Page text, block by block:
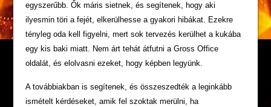
egyszerűbb. Ők máris sietnek, és segítenek, hogy aki
ilyesmin töri a fejét, elkerülhesse a gyakori hibákat. Ezekre
tényleg oda kell figyelni, mert sok tervezés kerülhet a kukába
egy kis baki miatt. Nem árt tehát átfutni a Gross Office
oldalát, és elolvasni ezeket, hogy képben legyünk.
A továbbiakban is segítenek, és összeszedték a leginkább
ismételt kérdéseket, amik fel szoktak merülni, ha